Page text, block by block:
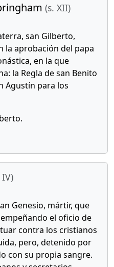
(s. XII)
san Gilberto,
la aprobación del papa
en la que
la Regla de san Benito
Agustín para los
IV)
Genesio, mártir, que
el oficio de
contra los cristianos
pero, detenido por
con su propia sangre.